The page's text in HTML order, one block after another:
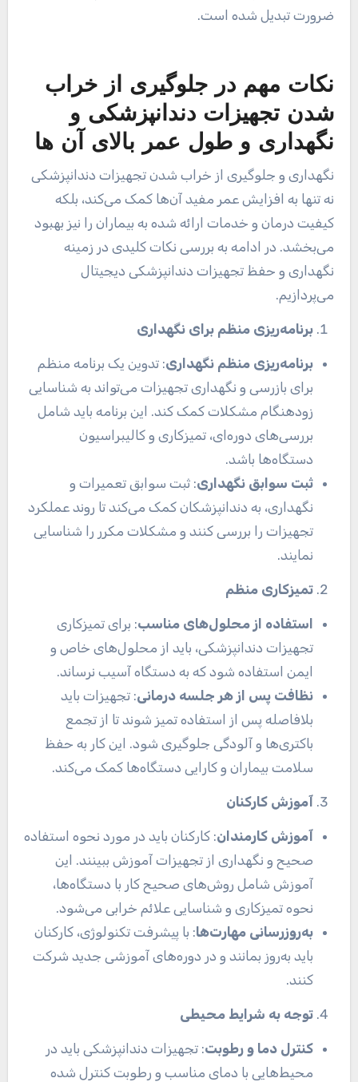
ضرورت تبدیل شده است.
نکات مهم در جلوگیری از خراب
شدن تجهیزات دندانپزشکی و
نگهداری و طول عمر بالای آن ها
نگهداری و جلوگیری از خراب شدن تجهیزات دندانپزشکی
نه تنها به افزایش عمر مفید آن‌ها کمک می‌کند، بلکه
کیفیت درمان و خدمات ارائه شده به بیماران را نیز بهبود
می‌بخشد. در ادامه به بررسی نکات کلیدی در زمینه
نگهداری و حفظ تجهیزات دندانپزشکی دیجیتال
می‌پردازیم.
برنامه‌ریزی منظم برای نگهداری
برنامه‌ریزی منظم نگهداری: تدوین یک برنامه منظم
برای بازرسی و نگهداری تجهیزات می‌تواند به شناسایی
زودهنگام مشکلات کمک کند. این برنامه باید شامل
بررسی‌های دوره‌ای، تمیزکاری و کالیبراسیون
دستگاه‌ها باشد.
ثبت سوابق نگهداری: ثبت سوابق تعمیرات و
نگهداری، به دندانپزشکان کمک می‌کند تا روند عملکرد
تجهیزات را بررسی کنند و مشکلات مکرر را شناسایی
نمایند.
تمیزکاری منظم
استفاده از محلول‌های مناسب: برای تمیزکاری
تجهیزات دندانپزشکی، باید از محلول‌های خاص و
ایمن استفاده شود که به دستگاه آسیب نرساند.
نظافت پس از هر جلسه درمانی: تجهیزات باید
بلافاصله پس از استفاده تمیز شوند تا از تجمع
باکتری‌ها و آلودگی جلوگیری شود. این کار به حفظ
سلامت بیماران و کارایی دستگاه‌ها کمک می‌کند.
آموزش کارکنان
آموزش کارمندان: کارکنان باید در مورد نحوه استفاده
صحیح و نگهداری از تجهیزات آموزش ببینند. این
آموزش شامل روش‌های صحیح کار با دستگاه‌ها،
نحوه تمیزکاری و شناسایی علائم خرابی می‌شود.
به‌روزرسانی مهارت‌ها: با پیشرفت تکنولوژی، کارکنان
باید به‌روز بمانند و در دوره‌های آموزشی جدید شرکت
کنند.
توجه به شرایط محیطی
کنترل دما و رطوبت: تجهیزات دندانپزشکی باید در
محیط‌هایی با دمای مناسب و رطوبت کنترل شده